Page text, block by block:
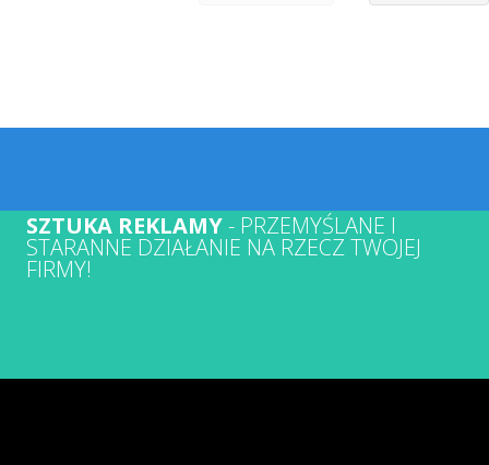
SZTUKA REKLAMY- PRZEMYŚLANE I
STARANNE DZIAŁANIE NA RZECZ TWOJEJ
FIRMY!